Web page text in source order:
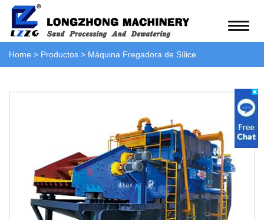
Home > Productos > Máquina Fregadora de Sílice